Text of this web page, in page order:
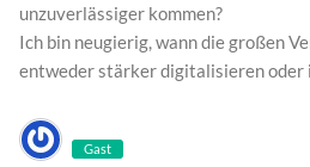
unzuverlässiger kommen?
Ich bin neugierig, wann die großen
entweder stärker digitalisieren oder
Gast